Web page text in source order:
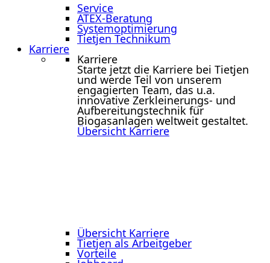
Service
ATEX-Beratung
Systemoptimierung
Tietjen Technikum
Karriere
Karriere
Starte jetzt die Karriere bei Tietjen
und werde Teil von unserem
engagierten Team, das u.a.
innovative Zerkleinerungs- und
Aufbereitungstechnik für
Biogasanlagen weltweit gestaltet.
Übersicht Karriere
Übersicht Karriere
Tietjen als Arbeitgeber
Vorteile